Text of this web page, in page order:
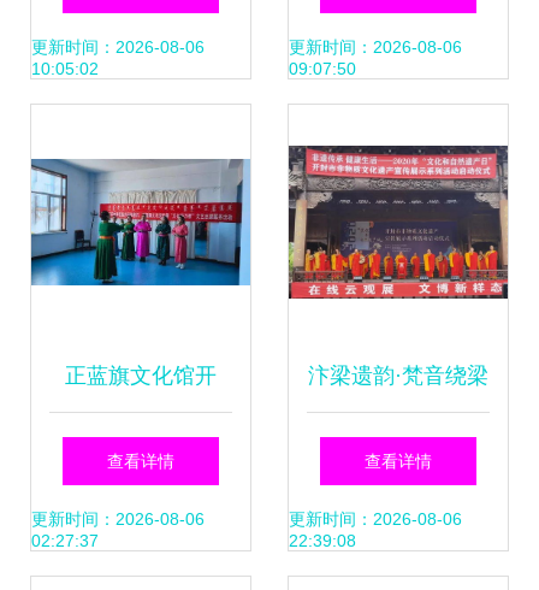
——以组织文化艺
更新时间：2026-08-06
10:05:02
凡响的企业文化与
更新时间：2026-08-06
09:07:50
正蓝旗文化馆开
展“文化进万家”文
艺志愿服务活动 组
查看详情
更新时间：2026-08-06
02:27:37
汴梁遗韵·梵音绕梁
大相国寺梵乐亮相
文化和自然遗产日
查看详情
更新时间：2026-08-06
22:39:08